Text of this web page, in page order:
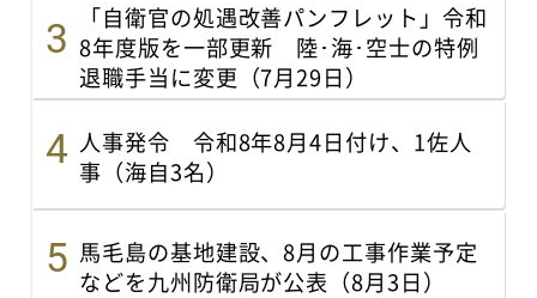
「自衛官の処遇改善パンフレット」令和
8年度版を一部更新 陸･海･空士の特例
退職手当に変更（7月29日）
人事発令 令和8年8月4日付け、1佐人
事（海自3名）
馬毛島の基地建設、8月の工事作業予定
などを九州防衛局が公表（8月3日）